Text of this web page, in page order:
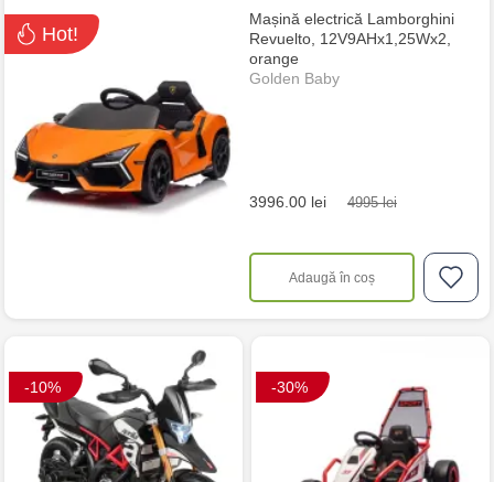
Hot!
Mașină electrică Lamborghini
Revuelto, 12V9AHx1,25Wx2,
оrange
Golden Baby
3996.00 lei 4995 lei
Adaugă în coș
-10% -30%